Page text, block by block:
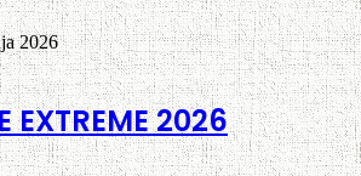
2026
EXTREME 2026